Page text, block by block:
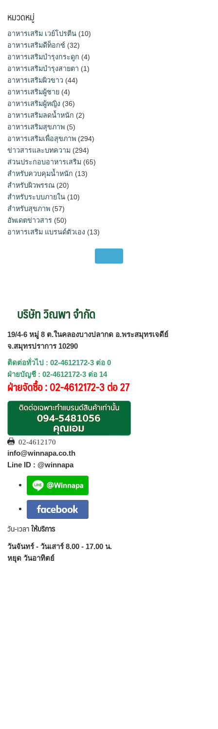
หมวดหมู่
อาหารเสริม เวย์โปรตีน (10)
อาหารเสริมดีท็อกซ์ (32)
อาหารเสริมบำรุงกระดูก (4)
อาหารเสริมบำรุงสายตา (1)
อาหารเสริมผิวขาว (44)
อาหารเสริมผู้ชาย (4)
อาหารเสริมผู้หญิง (36)
อาหารเสริมลดน้ำหนัก (2)
อาหารเสริมสุขภาพ (5)
อาหารเสริมเพื่อสุขภาพ (294)
ข่าวสารและบทความ (294)
ส่วนประกอบอาหารเสริม (65)
สำหรับควบคุมน้ำหนัก (13)
สำหรับผิวพรรณ (20)
สำหรับระบบภายใน (10)
สำหรับสุขภาพ (57)
อัพเดตข่าวสาร (50)
อาหารเสริม แบรนด์ตัวเอง (13)
บริษัท วิณพา จำกัด
19/4-6 หมู่ 8 ต.ในคลองบางปลากด อ.พระสมุทรเจดีย์
จ.สมุทรปราการ 10290
ติดต่อทั่วไป : 02-4612172-3 ต่อ 0
ฝ่ายบัญชี : 02-4612172-3 ต่อ 14
ฝ่ายจัดซื้อ : 02-4612172-3 ต่อ 27
02-4612170
info@winnapa.co.th
Line ID : @winnapa
วัน-เวลาให้บริการ
วันจันทร์ - วันเสาร์ 8.00 - 17.00 น.
หยุด วันอาทิตย์